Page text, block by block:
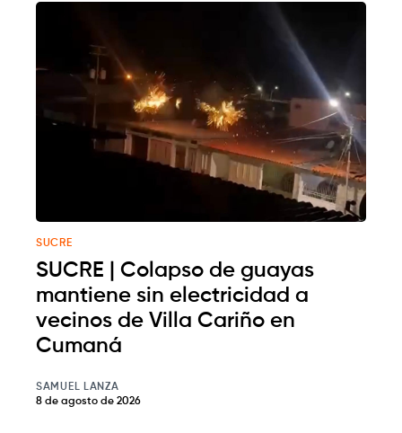
SUCRE
SUCRE | Colapso de guayas
mantiene sin electricidad a
vecinos de Villa Cariño en
Cumaná
SAMUEL LANZA
8 de agosto de 2026